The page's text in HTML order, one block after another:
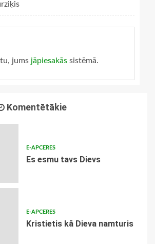
jums jāpiesakās sistēmā.
Komentētākie
E-APCERES
Es esmu tavs Dievs
E-APCERES
Kristietis kā Dieva namturis